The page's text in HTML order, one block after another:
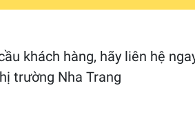
khách hàng, hãy liên hệ
trường Nha Trang